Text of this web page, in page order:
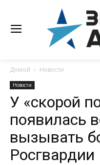
Домой Новости
Новости
У «скорой
появилась
вызывать
Росгвардии